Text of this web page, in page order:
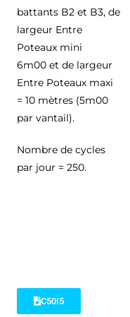
battants B2 et B3, de
largeur Entre
Poteaux mini
6m00 et de largeur
Entre Poteaux maxi
= 10 mètres (5m00
par vantail).
Nombre de cycles
par jour = 250.
C50I5